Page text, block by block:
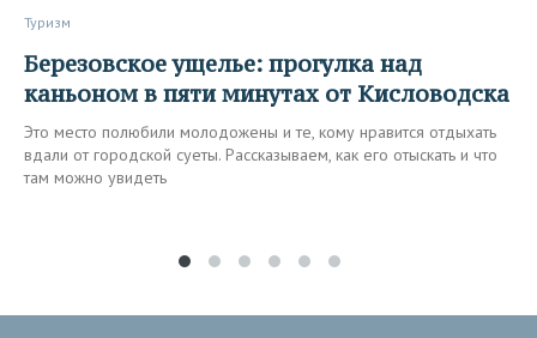
Туризм
Березовское ущелье: прогулка над
каньоном в пяти минутах от Кисловодска
Это место полюбили молодожены и те, кому нравится отдыхать
вдали от городской суеты. Рассказываем, как его отыскать и что
там можно увидеть